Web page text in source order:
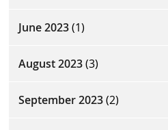
June 2023(1)
August 2023(3)
September 2023(2)